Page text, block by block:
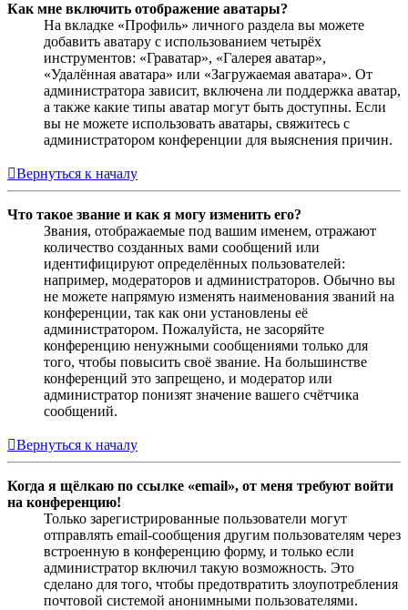
Как мне включить отображение аватары?
На вкладке «Профиль» личного раздела вы можете
добавить аватару с использованием четырёх
инструментов: «Граватар», «Галерея аватар»,
«Удалённая аватара» или «Загружаемая аватара». От
администратора зависит, включена ли поддержка аватар,
а также какие типы аватар могут быть доступны. Если
вы не можете использовать аватары, свяжитесь с
администратором конференции для выяснения причин.
Вернуться к началу
Что такое звание и как я могу изменить его?
Звания, отображаемые под вашим именем, отражают
количество созданных вами сообщений или
идентифицируют определённых пользователей:
например, модераторов и администраторов. Обычно вы
не можете напрямую изменять наименования званий на
конференции, так как они установлены её
администратором. Пожалуйста, не засоряйте
конференцию ненужными сообщениями только для
того, чтобы повысить своё звание. На большинстве
конференций это запрещено, и модератор или
администратор понизят значение вашего счётчика
сообщений.
Вернуться к началу
Когда я щёлкаю по ссылке «email», от меня требуют войти
на конференцию!
Только зарегистрированные пользователи могут
отправлять email-сообщения другим пользователям через
встроенную в конференцию форму, и только если
администратор включил такую возможность. Это
сделано для того, чтобы предотвратить злоупотребления
почтовой системой анонимными пользователями.